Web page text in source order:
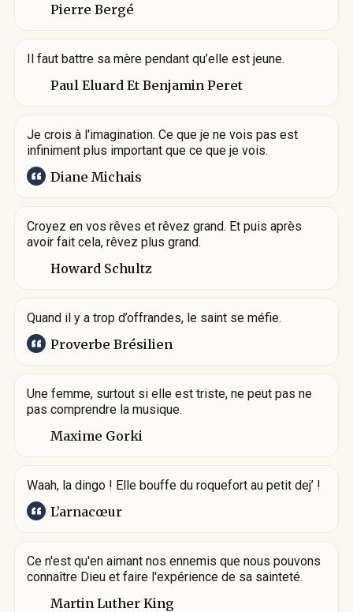
Pierre Bergé
Il faut battre sa mère pendant qu’elle est jeune.
Paul Eluard Et Benjamin Peret
Je crois à l'imagination. Ce que je ne vois pas est
infiniment plus important que ce que je vois.
Diane Michais
Croyez en vos rêves et rêvez grand. Et puis après
avoir fait cela, rêvez plus grand.
Howard Schultz
Quand il y a trop d’offrandes, le saint se méfie.
Proverbe Brésilien
Une femme, surtout si elle est triste, ne peut pas ne
pas comprendre la musique.
Maxime Gorki
Waah, la dingo ! Elle bouffe du roquefort au petit dej’ !
L’arnacœur
Ce n'est qu'en aimant nos ennemis que nous pouvons
connaître Dieu et faire l'expérience de sa sainteté.
Martin Luther King